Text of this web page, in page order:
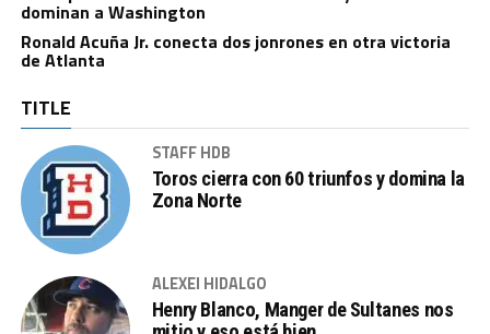
dominan a Washington
Ronald Acuña Jr. conecta dos jonrones en otra victoria
de Atlanta
TITLE
STAFF HDB
Toros cierra con 60 triunfos y domina la
Zona Norte
ALEXEI HIDALGO
Henry Blanco, Manger de Sultanes nos